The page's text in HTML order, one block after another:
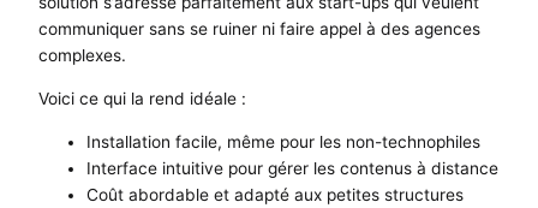
communiquer sans se ruiner ni faire appel à des agences
complexes.
Voici ce qui la rend idéale :
Installation facile, même pour les non-technophiles
Interface intuitive pour gérer les contenus à distance
Coût abordable et adapté aux petites structures